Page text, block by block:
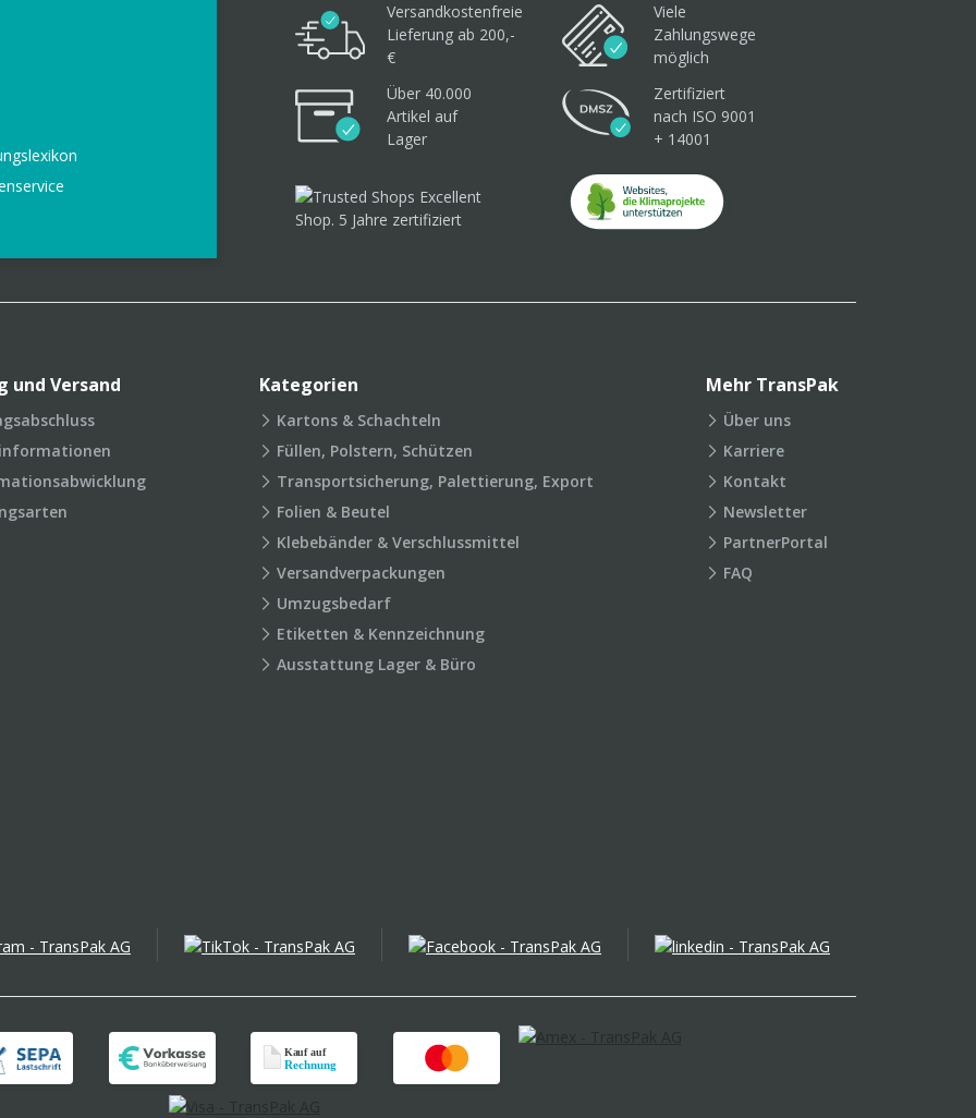
Versandkostenfreie
Lieferung ab 200,-
€
Viele
Zahlungswege
möglich
Über 40.000
Artikel auf
Lager
Zertifiziert
nach ISO 9001
+ 14001
und Versand Kategorien
Kartons & Schachteln
Füllen, Polstern, Schützen
Transportsicherung, Palettierung, Export
Folien & Beutel
Klebebänder & Verschlussmittel
Versandverpackungen
Umzugsbedarf
Etiketten & Kennzeichnung
Ausstattung Lager & Büro
Mehr TransPak
Über uns
Karriere
Kontakt
Newsletter
PartnerPortal
FAQ